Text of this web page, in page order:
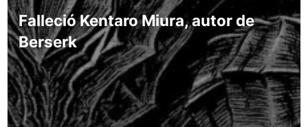
Falleció Kentaro Miura, autor de
Berserk